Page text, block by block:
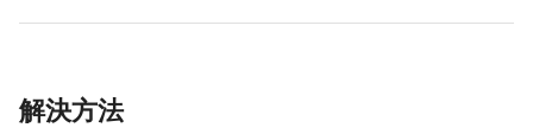
解決方法